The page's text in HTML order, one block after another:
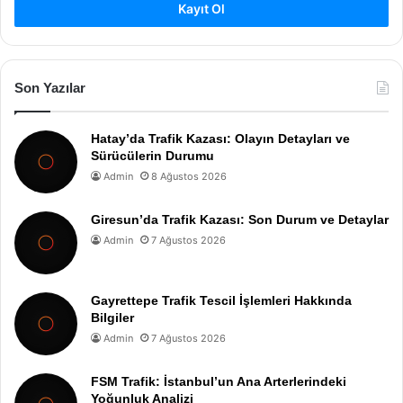
Kayıt Ol
Son Yazılar
Hatay’da Trafik Kazası: Olayın Detayları ve
Sürücülerin Durumu
Admin 8 Ağustos 2026
Giresun’da Trafik Kazası: Son Durum ve Detaylar
Admin 7 Ağustos 2026
Gayrettepe Trafik Tescil İşlemleri Hakkında
Bilgiler
Admin 7 Ağustos 2026
FSM Trafik: İstanbul’un Ana Arterlerindeki
Yoğunluk Analizi